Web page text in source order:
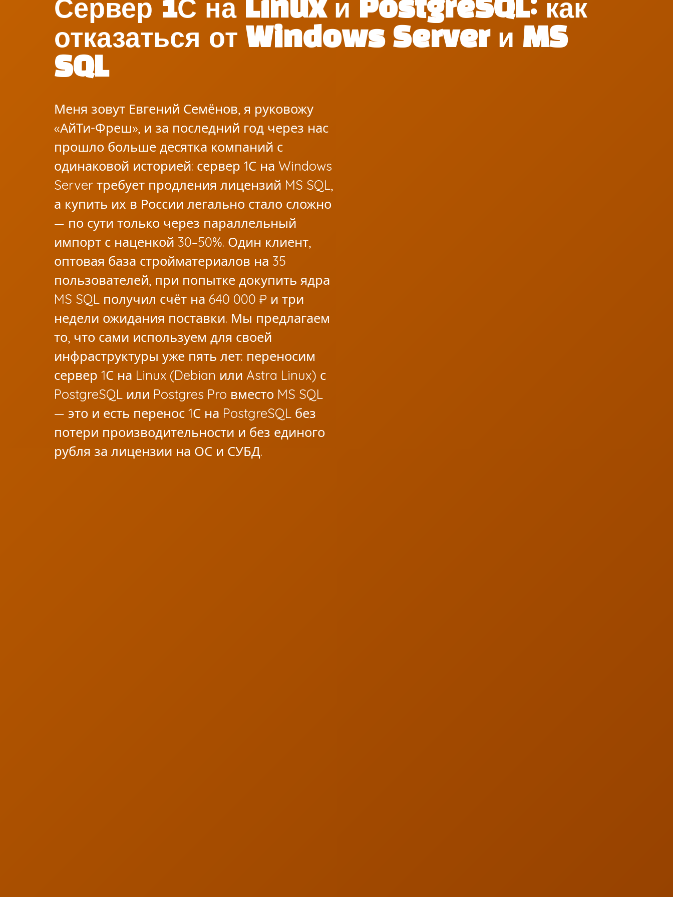
Сервер 1С на Linux и PostgreSQL: как
отказаться от Windows Server и MS
SQL
Меня зовут Евгений Семёнов, я руковожу
«АйТи-Фреш», и за последний год через нас
прошло больше десятка компаний с
одинаковой историей: сервер 1С на Windows
Server требует продления лицензий MS SQL,
а купить их в России легально стало сложно
— по сути только через параллельный
импорт с наценкой 30–50%. Один клиент,
оптовая база стройматериалов на 35
пользователей, при попытке докупить ядра
MS SQL получил счёт на 640 000 ₽ и три
недели ожидания поставки. Мы предлагаем
то, что сами используем для своей
инфраструктуры уже пять лет: переносим
сервер 1С на Linux (Debian или Astra Linux) с
PostgreSQL или Postgres Pro вместо MS SQL
— это и есть перенос 1С на PostgreSQL без
потери производительности и без единого
рубля за лицензии на ОС и СУБД.